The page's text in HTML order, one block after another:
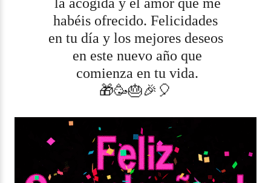
la acogida y el amor que me
habéis ofrecido. Felicidades
en tu día y los mejores deseos
en este nuevo año que
comienza en tu vida.
🎁🥳🎂🎉🎈